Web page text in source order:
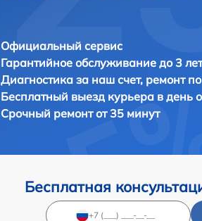
Официальный сервис
Гарантийное обслуживание до 3 лет
Диагностика за наш счет, ремонт
Бесплатный выезд курьера в день
Срочный ремонтот 35 минут
Бесплатная